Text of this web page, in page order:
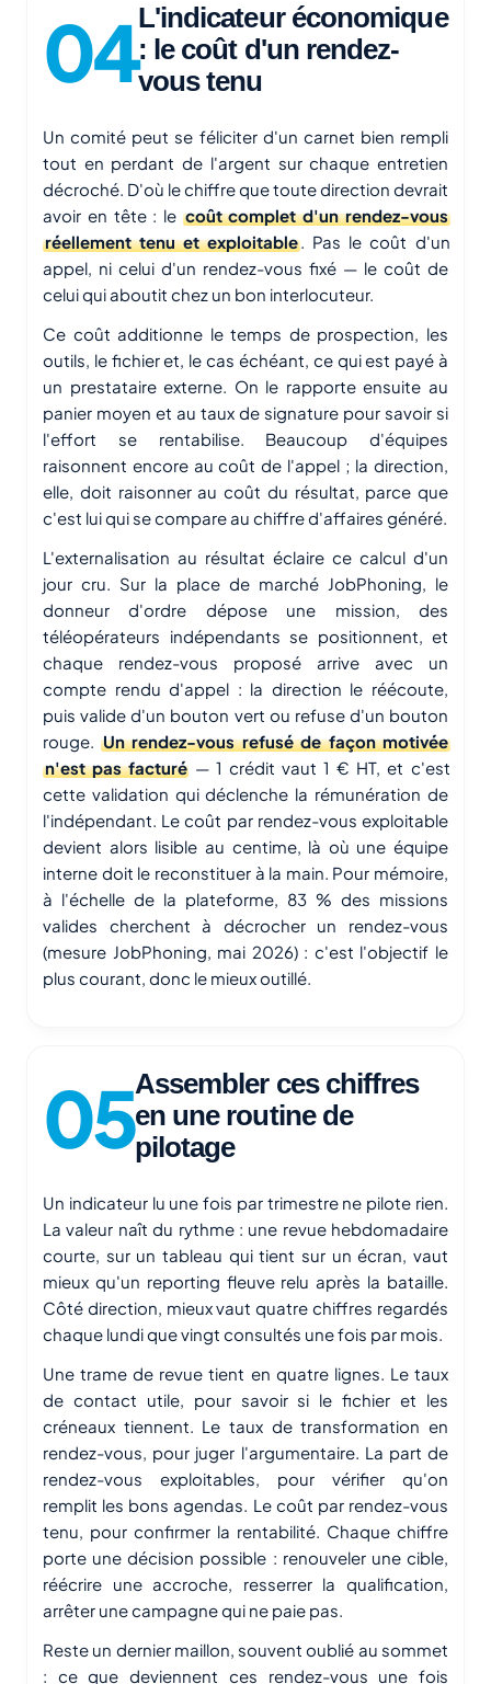
L'indicateur économique
: le coût d'un rendez-
vous tenu
Un comité peut se féliciter d'un carnet bien rempli
tout en perdant de l'argent sur chaque entretien
décroché. D'où le chiffre que toute direction devrait
avoir en tête : lecoût complet d'un rendez-vous
réellement tenu et exploitable. Pas le coût d'un
appel, ni celui d'un rendez-vous fixé — le coût de
celui qui aboutit chez un bon interlocuteur.
Ce coût additionne le temps de prospection, les
outils, le fichier et, le cas échéant, ce qui est payé à
un prestataire externe. On le rapporte ensuite au
panier moyen et au taux de signature pour savoir si
l'effort se rentabilise. Beaucoup d'équipes
raisonnent encore au coût de l'appel ; la direction,
elle, doit raisonner au coût du résultat, parce que
c'est lui qui se compare au chiffre d'affaires généré.
L'externalisation au résultat éclaire ce calcul d'un
jour cru. Sur la place de marché JobPhoning, le
donneur d'ordre dépose une mission, des
téléopérateurs indépendants se positionnent, et
chaque rendez-vous proposé arrive avec un
compte rendu d'appel : la direction le réécoute,
puis valide d'un bouton vert ou refuse d'un bouton
rouge.Un rendez-vous refusé de façon motivée
n'est pas facturé — 1 crédit vaut 1 € HT, et c'est
cette validation qui déclenche la rémunération de
l'indépendant. Le coût par rendez-vous exploitable
devient alors lisible au centime, là où une équipe
interne doit le reconstituer à la main. Pour mémoire,
à l'échelle de la plateforme, 83 % des missions
valides cherchent à décrocher un rendez-vous
(mesure JobPhoning, mai 2026) : c'est l'objectif le
plus courant, donc le mieux outillé.
Assembler ces chiffres
en une routine de
pilotage
Un indicateur lu une fois par trimestre ne pilote rien.
La valeur naît du rythme : une revue hebdomadaire
courte, sur un tableau qui tient sur un écran, vaut
mieux qu'un reporting fleuve relu après la bataille.
Côté direction, mieux vaut quatre chiffres regardés
chaque lundi que vingt consultés une fois par mois.
Une trame de revue tient en quatre lignes. Le taux
de contact utile, pour savoir si le fichier et les
créneaux tiennent. Le taux de transformation en
rendez-vous, pour juger l'argumentaire. La part de
rendez-vous exploitables, pour vérifier qu'on
remplit les bons agendas. Le coût par rendez-vous
tenu, pour confirmer la rentabilité. Chaque chiffre
porte une décision possible : renouveler une cible,
réécrire une accroche, resserrer la qualification,
arrêter une campagne qui ne paie pas.
Reste un dernier maillon, souvent oublié au sommet
: ce que deviennent ces rendez-vous une fois